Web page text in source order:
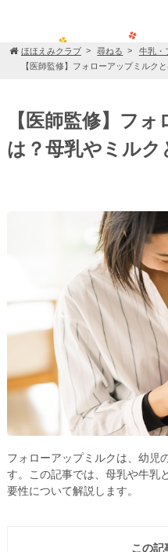
ほほえみクラブ 尋ねる
牛乳・
【医師監修】フォローアップミルク
【医師監修】フ
は？母乳やミル
フォローアップミルクは、幼児
す。この記事では、母乳や牛乳
要性について解説します。
この記